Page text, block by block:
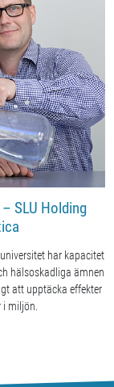
SLU Holding
har kapacitet
hälsoskadliga ämnen
att upptäcka effekter
miljön.